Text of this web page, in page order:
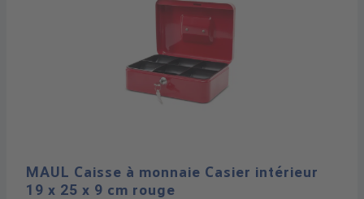
MAUL Caisse à monnaie Casier intérieur
19 x 25 x 9 cm rouge